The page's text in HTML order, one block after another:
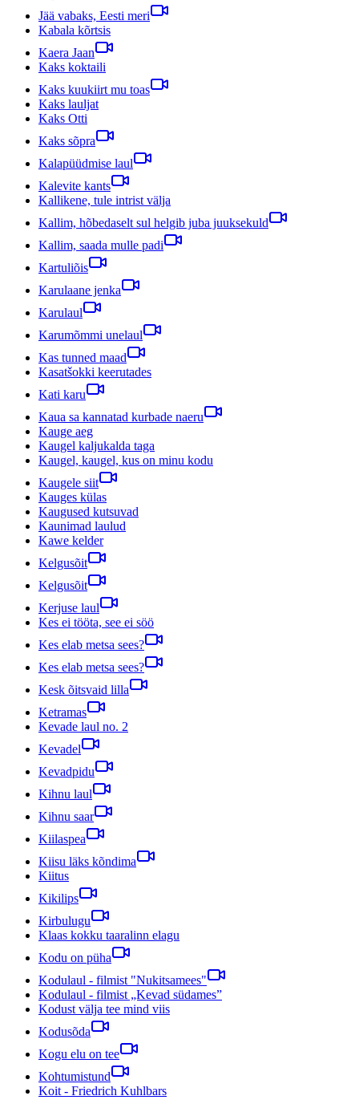
Jää vabaks, Eesti meri
Kabala kõrtsis
Kaera Jaan
Kaks koktaili
Kaks kuukiirt mu toas
Kaks lauljat
Kaks Otti
Kaks sõpra
Kalapüüdmise laul
Kalevite kants
Kallikene, tule intrist välja
Kallim, hõbedaselt sul helgib juba juuksekuld
Kallim, saada mulle padi
Kartuliõis
Karulaane jenka
Karulaul
Karumõmmi unelaul
Kas tunned maad
Kasatšokki keerutades
Kati karu
Kaua sa kannatad kurbade naeru
Kauge aeg
Kaugel kaljukalda taga
Kaugel, kaugel, kus on minu kodu
Kaugele siit
Kauges külas
Kaugused kutsuvad
Kaunimad laulud
Kawe kelder
Kelgusõit
Kelgusõit
Kerjuse laul
Kes ei tööta, see ei söö
Kes elab metsa sees?
Kes elab metsa sees?
Kesk õitsvaid lilla
Ketramas
Kevade laul no. 2
Kevadel
Kevadpidu
Kihnu laul
Kihnu saar
Kiilaspea
Kiisu läks kõndima
Kiitus
Kikilips
Kirbulugu
Klaas kokku taaralinn elagu
Kodu on püha
Kodulaul - filmist "Nukitsamees"
Kodulaul - filmist „Kevad südames”
Kodust välja tee mind viis
Kodusõda
Kogu elu on tee
Kohtumistund
Koit - Friedrich Kuhlbars